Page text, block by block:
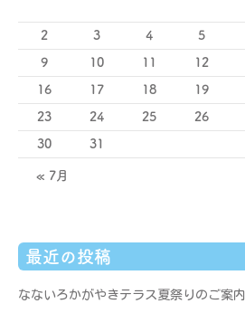
2 3 4 5
9 10 11 12
16 17 18 19
23 24 25 26
30 31
« 7月
最近の投稿
なないろかがやきテラス夏祭りのご案内